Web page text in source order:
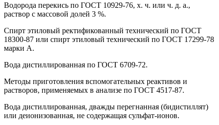
Водорода перекись по ГОСТ 10929-76, х. ч. или ч. д. а.,
раствор с массовой долей 3 %.
Спирт этиловый ректификованный технический по ГОСТ
18300-87 или спирт этиловый технический по ГОСТ 17299-78
марки А.
Вода дистиллированная по ГОСТ 6709-72.
Методы приготовления вспомогательных реактивов и
растворов, применяемых в анализе по ГОСТ 4517-87.
Вода дистиллированная, дважды перегнанная (бидистиллят)
или деионизованная, не содержащая сульфат-ионов.